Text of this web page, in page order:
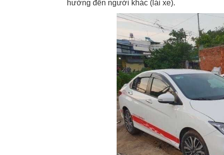
hưởng đến người khác (lái xe).